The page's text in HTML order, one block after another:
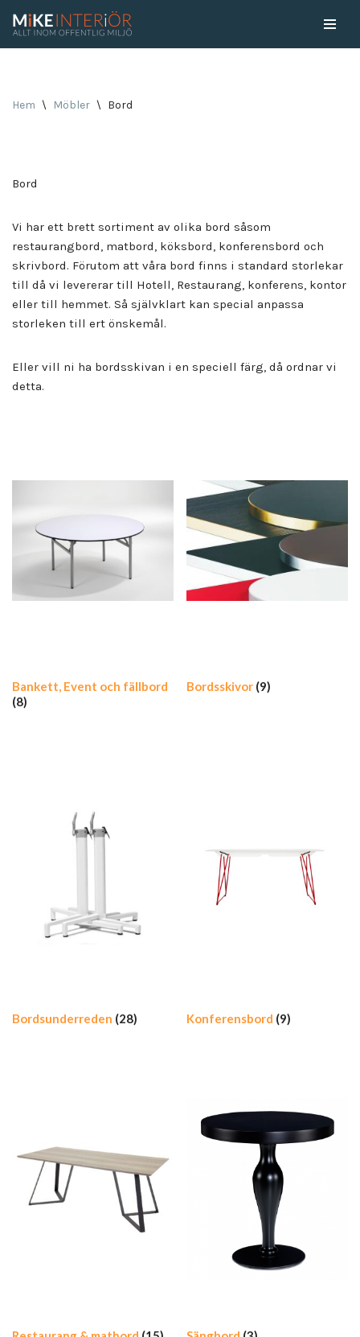
Hem \ Möbler \ Bord
Bord
Vi har ett brett sortiment av olika bord såsom
restaurangbord, matbord, köksbord, konferensbord och
skrivbord. Förutom att våra bord finns i standard storlekar
till då vi levererar till Hotell, Restaurang, konferens, kontor
eller till hemmet. Så självklart kan special anpassa
storleken till ert önskemål.
Eller vill ni ha bordsskivan i en speciell färg, då ordnar vi
detta.
Bankett, Event och fällbord
(8)
Bordsskivor (9)
Bordsunderreden (28) Konferensbord (9)